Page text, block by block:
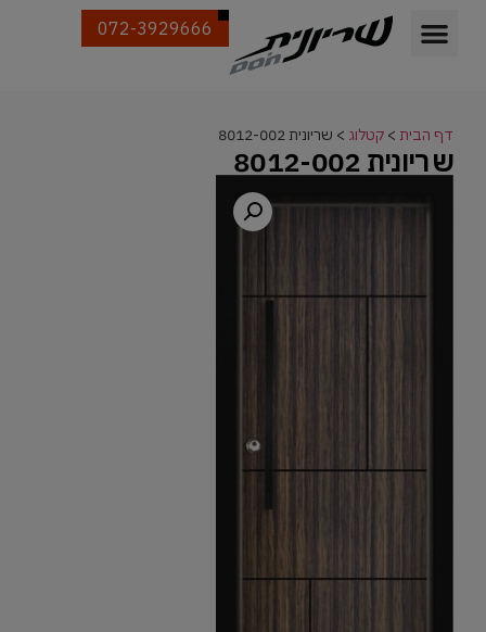
072-3929666
דף הבית > קטלוג > שריונית 8012-002
שריונית 8012-002